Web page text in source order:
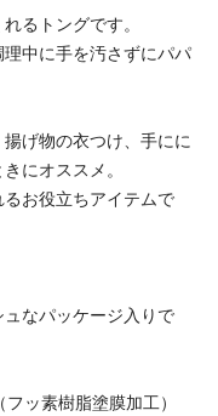
るトングです。
中に手を汚さずにパパ
げ物の衣つけ、手にに
にオススメ。
お役立ちアイテムで
なパッケージ入りで
ッ素樹脂塗膜加工）